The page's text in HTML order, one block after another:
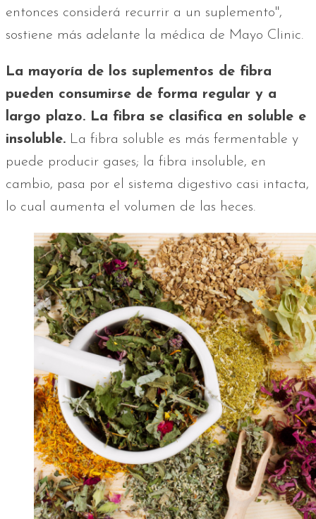
entonces considerá recurrir a un suplemento",
sostiene más adelante la médica de Mayo Clinic.
La mayoría de los suplementos de fibra
pueden consumirse de forma regular y a
largo plazo. La fibra se clasifica en soluble e
insoluble. La fibra soluble es más fermentable y
puede producir gases; la fibra insoluble, en
cambio, pasa por el sistema digestivo casi intacta,
lo cual aumenta el volumen de las heces.